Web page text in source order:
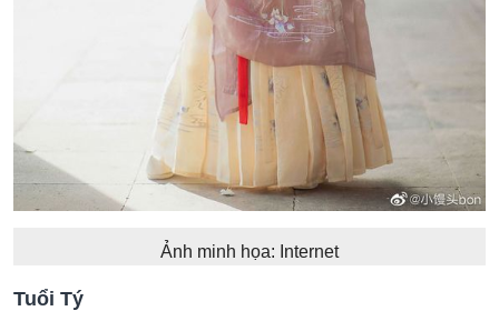
Ảnh minh họa: Internet
Tuổi Tý